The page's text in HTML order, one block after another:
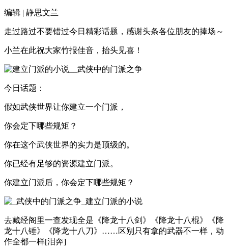
编辑 | 静思文兰
走过路过不要错过今日精彩话题，感谢头条各位朋友的捧场～
小兰在此祝大家竹报佳音，抬头见喜！
今日话题：
假如武侠世界让你建立一个门派，
你会定下哪些规矩？
你在这个武侠世界的实力是顶级的。
你已经有足够的资源建立门派。
你建立门派后，你会定下哪些规矩？
去藏经阁里一查发现全是《降龙十八剑》《降龙十八棍》《降
龙十八锤》《降龙十八刀》……区别只有拿的武器不一样，动
作全都一样[泪奔]